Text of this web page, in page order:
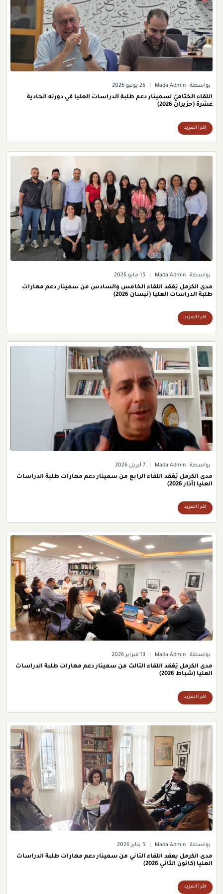
بواسطة Mada Admin 25 يونيو 2026
اللقاء الختاميّ لسمينار دعم طلبة الدراسات العليا في دورته الحادية
عشرة (حزيران 2026)
اقرأ المزيد
بواسطة Mada Admin 15 مايو 2026
مدى الكرمل يَعْقد اللقاء الخامس والسادس من سمينار دعم مهارات
طلبة الدراسات العليا (نيسان 2026)
اقرأ المزيد
بواسطة Mada Admin 7 أبريل 2026
مدى الكرمل يَعْقد اللقاء الرابع من سمينار دعم مهارات طلبة الدراسات
العليا (آذار 2026)
اقرأ المزيد
بواسطة Mada Admin 13 فبراير 2026
مدى الكرمل يَعْقد اللقاء الثالث من سمينار دعم مهارات طلبة الدراسات
العليا (شباط 2026)
اقرأ المزيد
بواسطة Mada Admin 5 يناير 2026
مدى الكرمل يعقد اللقاء الثاني من سمينار دعم مهارات طلبة الدراسات
العليا (كانون الثاني 2026)
اقرأ المزيد